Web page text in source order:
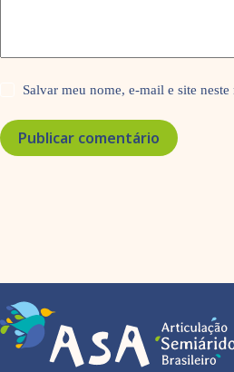
Salvar meu nome, e-mail e site
Publicar comentário